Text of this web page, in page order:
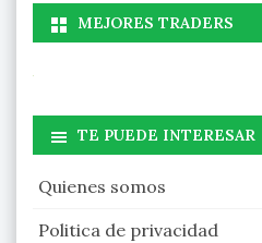
MEJORES TRADERS
TE PUEDE INTERESAR
Quienes somos
Politica de privacidad